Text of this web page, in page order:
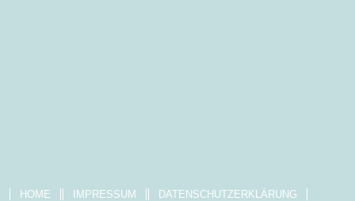
HOME IMPRESSUM DATENSCHUTZERKLÄRUNG